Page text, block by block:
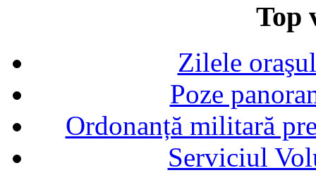
Top
Zilele
Poze
Ordonanță militară
Serviciul